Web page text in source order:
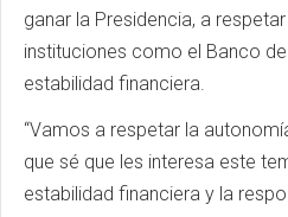
ganar la Presidencia, a
instituciones como el Banco
estabilidad financiera.
“Vamos a respetar la
que sé que les interesa este
estabilidad financiera y la